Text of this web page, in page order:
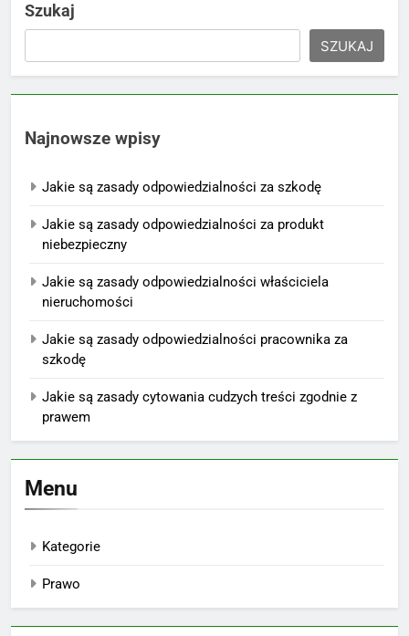
Szukaj
SZUKAJ
Najnowsze wpisy
Jakie są zasady odpowiedzialności za szkodę
Jakie są zasady odpowiedzialności za produkt
niebezpieczny
Jakie są zasady odpowiedzialności właściciela
nieruchomości
Jakie są zasady odpowiedzialności pracownika za
szkodę
Jakie są zasady cytowania cudzych treści zgodnie z
prawem
Menu
Kategorie
Prawo